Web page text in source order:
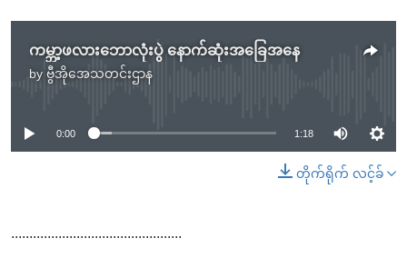
ကမ္ဘာ့ဖလားဘောလုံးပွဲ နောက်ဆုံးအခြေအနေ
by ဗွီအိုအေသတင်းဌာန
No media source currently available
0:00 1:18
တိုက်ရိုက် လင့်ခ်
...............................................